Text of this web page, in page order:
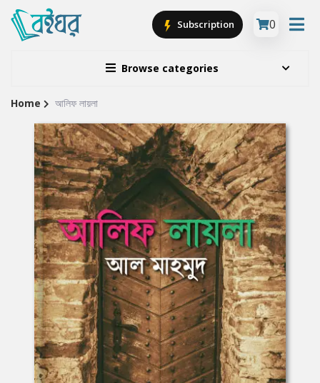
Browse categories
Subscription 0
Site
Breadcrumb
Home আলিফ লায়লা